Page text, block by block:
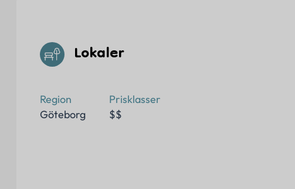
Lokaler
Region
Göteborg
Prisklasser
$$